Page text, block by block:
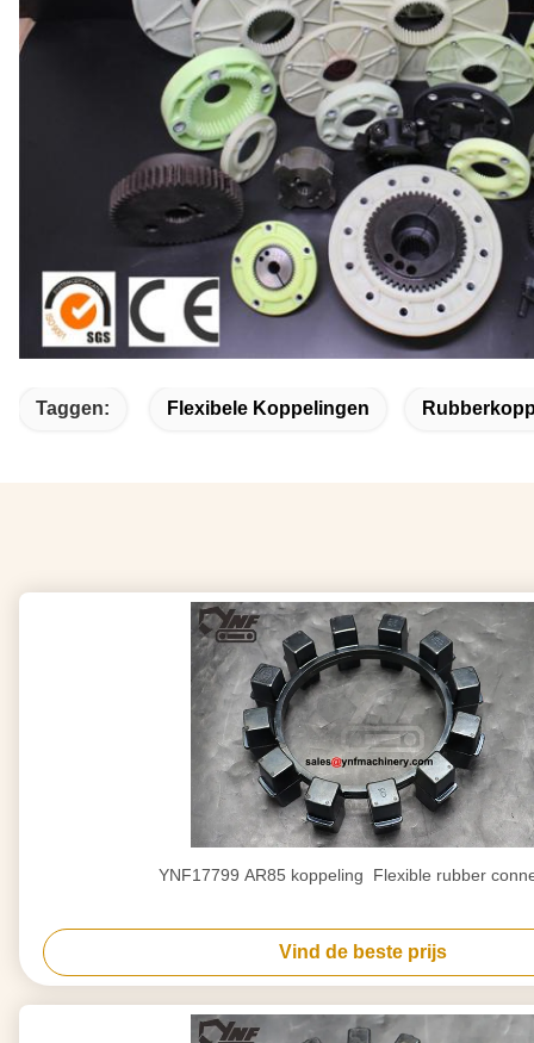
Taggen: Flexibele Koppelingen
YNF17799 AR85 koppeling ️ Flexible rubber
Vind de beste prijs